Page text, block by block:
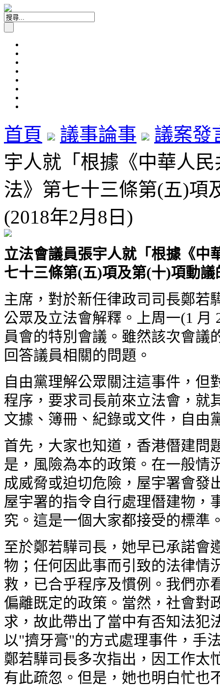
首頁 議事論事
議案發
宇人就「根據《中華人
法》第七十三條第(五)項
(2018年2月8日)
立法會議員張宇人就「根據《中
七十三條第(五)項及第(十)項動
主席，對於新任律政司司長鄭若
公眾及立法會解釋。上周一(1 月
員會的特別會議。雖然該次會議
回答議員相關的問題。
自由黨理解公眾關注這事件，但
程序，要求司長前來立法會，就
文據、簿冊、紀錄或文件，自由
首先，大家也知道，香港僭建問
是，風險為本的政策。在一般情
成威脅或迫切危險，屋宇署會發
屋宇署的指令自行處理僭建物，
究。這是一個大家都接受的標準
至於鄭若驊司長，她早已承諾會
物；任何因此事而引致的法律情
救，已合乎程序及慣例。我們亦
偏離既定的政策。當然，社會對
求，故此帶出了當中有否知法犯
以"擠牙膏"的方式處理事件，手
鄭若驊司長多次指出，因工作太
有此疏忽。但是，她也明白忙也